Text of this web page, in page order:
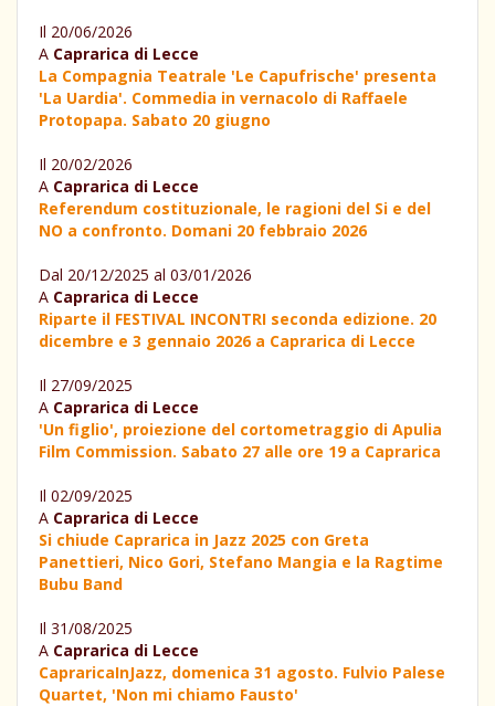
Il 20/06/2026
A Caprarica di Lecce
La Compagnia Teatrale 'Le Capufrische' presenta
'La Uardia'. Commedia in vernacolo di Raffaele
Protopapa. Sabato 20 giugno
Il 20/02/2026
A Caprarica di Lecce
Referendum costituzionale, le ragioni del Si e del
NO a confronto. Domani 20 febbraio 2026
Dal 20/12/2025 al 03/01/2026
A Caprarica di Lecce
Riparte il FESTIVAL INCONTRI seconda edizione. 20
dicembre e 3 gennaio 2026 a Caprarica di Lecce
Il 27/09/2025
A Caprarica di Lecce
'Un figlio', proiezione del cortometraggio di Apulia
Film Commission. Sabato 27 alle ore 19 a Caprarica
Il 02/09/2025
A Caprarica di Lecce
Si chiude Caprarica in Jazz 2025 con Greta
Panettieri, Nico Gori, Stefano Mangia e la Ragtime
Bubu Band
Il 31/08/2025
A Caprarica di Lecce
CapraricaInJazz, domenica 31 agosto. Fulvio Palese
Quartet, 'Non mi chiamo Fausto'